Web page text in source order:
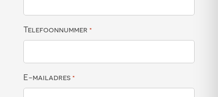
Telefoonnummer *
E-mailadres *